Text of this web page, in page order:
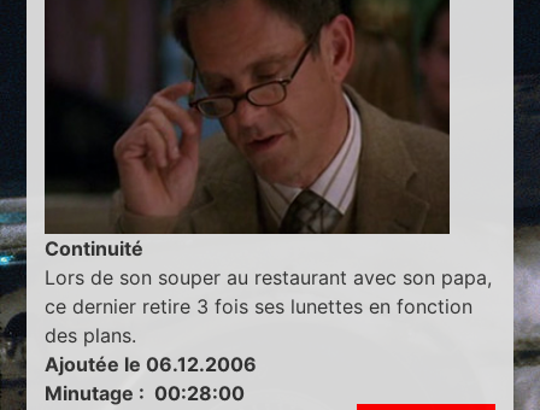
Continuité
Lors de son souper au restaurant avec son papa,
ce dernier retire 3 fois ses lunettes en fonction
des plans.
Ajoutée le 06.12.2006
Minutage : 00:28:00